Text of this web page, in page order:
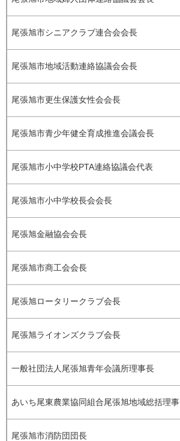
尾張旭市シニアクラブ連合会会長
尾張旭市地域活動連絡協議会会長
尾張旭市更生保護女性会会長
尾張旭市青少年健全育成推進会議会長
尾張旭市小中学校PTA連絡協議会代表
尾張旭市小中学校長会会長
尾張旭金融協会会長
尾張旭市商工会会長
尾張旭ロータリークラブ会長
尾張旭ライオンズクラブ会長
一般社団法人尾張旭青年会議所理事長
あいち尾東農業協同組合尾張旭地域総括理事
尾張旭市消防団団長